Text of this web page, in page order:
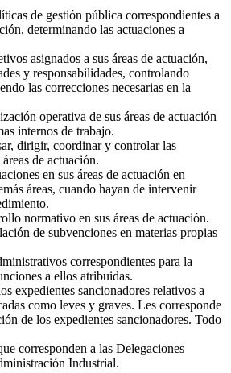
de gestión pública correspondientes a
determinando las actuaciones a
asignados a sus áreas de actuación,
y responsabilidades, controlando
las correcciones necesarias en la
operativa de sus áreas de actuación
internos de trabajo.
dirigir, coordinar y controlar las
de actuación.
en sus áreas de actuación en
áreas, cuando hayan de intervenir
normativo en sus áreas de actuación.
de subvenciones en materias propias
correspondientes para la
a ellos atribuidas.
expedientes sancionadores relativos a
como leves y graves. Les corresponde
de los expedientes sancionadores. Todo
corresponden a las Delegaciones
Industrial.